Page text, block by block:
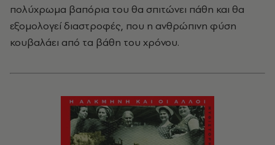
πολύχρωμα βαπόρια του θα σπιτώνει πάθη και θα
εξομολογεί διαστροφές, που η ανθρώπινη φύση
κουβαλάει από τα βάθη του χρόνου.